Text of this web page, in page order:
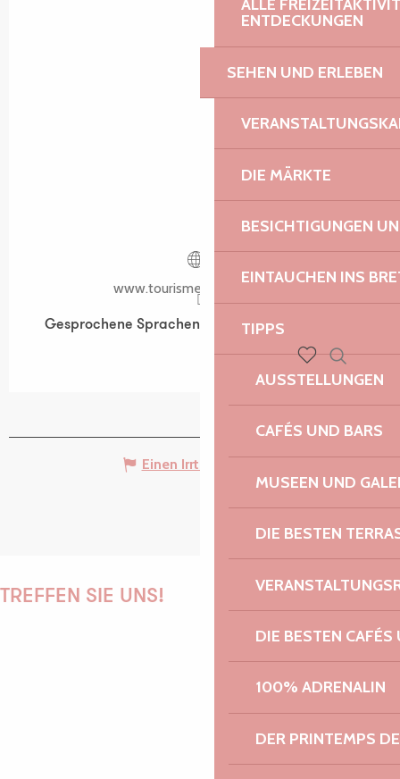
ALLE
ENTDECKUNGEN
SEHEN UND ERLEBEN
DIE MÄRKTE
BESICHTIGUNGEN
EINTAUCHEN INS
TIPPS
AUSSTELLUNGEN
CAFÉS UND BARS
MUSEEN UND
DIE BESTEN
DIE BESTEN
100% ADRENALIN
DER PRINTEMPS
Voir les favoris
Suche
www.tourismebretagne.com
Gesprochene Sprachen
Gesprochene Sprachen
Einen Irrtum angeben
TREFFEN SIE UNS!
PAULINE